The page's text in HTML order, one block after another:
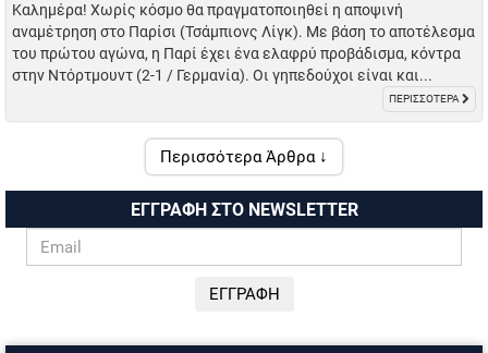
Καλημέρα! Χωρίς κόσμο θα πραγματοποιηθεί η αποψινή
αναμέτρηση στο Παρίσι (Τσάμπιονς Λίγκ). Με βάση το αποτέλεσμα
του πρώτου αγώνα, η Παρί έχει ένα ελαφρύ προβάδισμα, κόντρα
στην Ντόρτμουντ (2-1 / Γερμανία). Οι γηπεδούχοι είναι και...
ΠΕΡΙΣΣΟΤΕΡΑ
Περισσότερα Άρθρα ↓
ΕΓΓΡΑΦΗ ΣΤΟ NEWSLETTER